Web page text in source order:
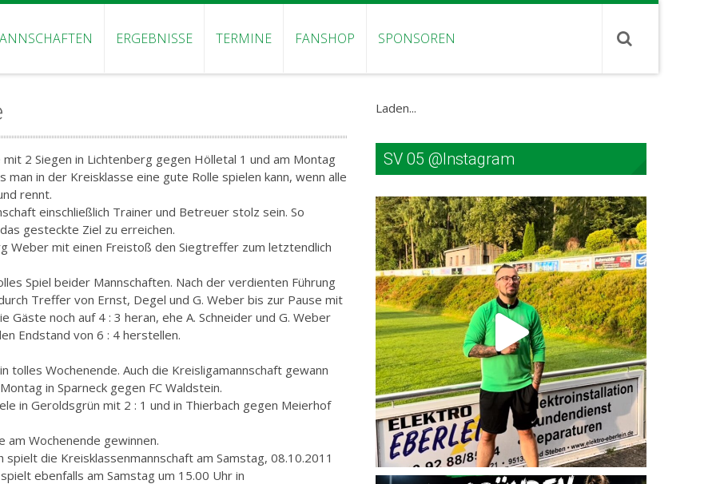
ERGEBNISSE TERMINE FANSHOP SPONSOREN
2 Siegen in Lichtenberg gegen Hölletal 1 und am Montag
in der Kreisklasse eine gute Rolle spielen kann, wenn alle
rennt.
einschließlich Trainer und Betreuer stolz sein. So
gesteckte Ziel zu erreichen.
Weber mit einen Freistoß den Siegtreffer zum letztendlich
Spiel beider Mannschaften. Nach der verdienten Führung
Treffer von Ernst, Degel und G. Weber bis zur Pause mit
Gäste noch auf 4 : 3 heran, ehe A. Schneider und G. Weber
Endstand von 6 : 4 herstellen.
Wochenende. Auch die Kreisligamannschaft gewann
in Sparneck gegen FC Waldstein.
in Geroldsgrün mit 2 : 1 und in Thierbach gegen Meierhof
am Wochenende gewinnen.
die Kreisklassenmannschaft am Samstag, 08.10.2011
ebenfalls am Samstag um 15.00 Uhr in
Laden...
SV 05 @Instagram